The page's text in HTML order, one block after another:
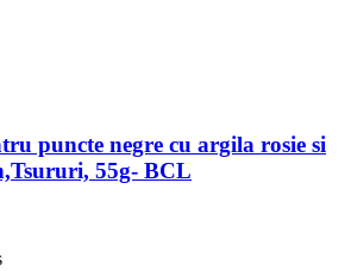
puncte negre cu argila rosie si
55g- BCL